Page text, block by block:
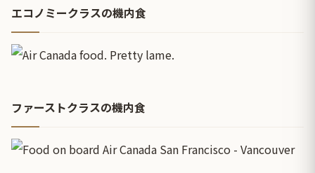
エコノミークラスの機内食
ファーストクラスの機内食